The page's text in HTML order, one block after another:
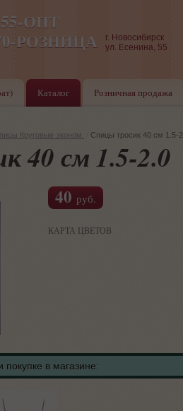
ОПТ
70-РОЗНИЦАг. Новосибирск
ул. Есенина, 55
Каталог Розничная продажа
Круговые эконом. Спицы тросик 40 см 1.5-
40 см 1.5-2.0
40 руб.
КАРТА ЦВЕТОВ
покупке в магазине: